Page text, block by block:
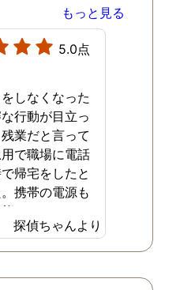
もっと見る
5.0点
しなくなった
行動が目立っ
業だと言って
で職場に電話
帰宅をしたと
携帯の電源も
で、どこにい
わかりませんで
黙って下を向
探偵ちゃんより